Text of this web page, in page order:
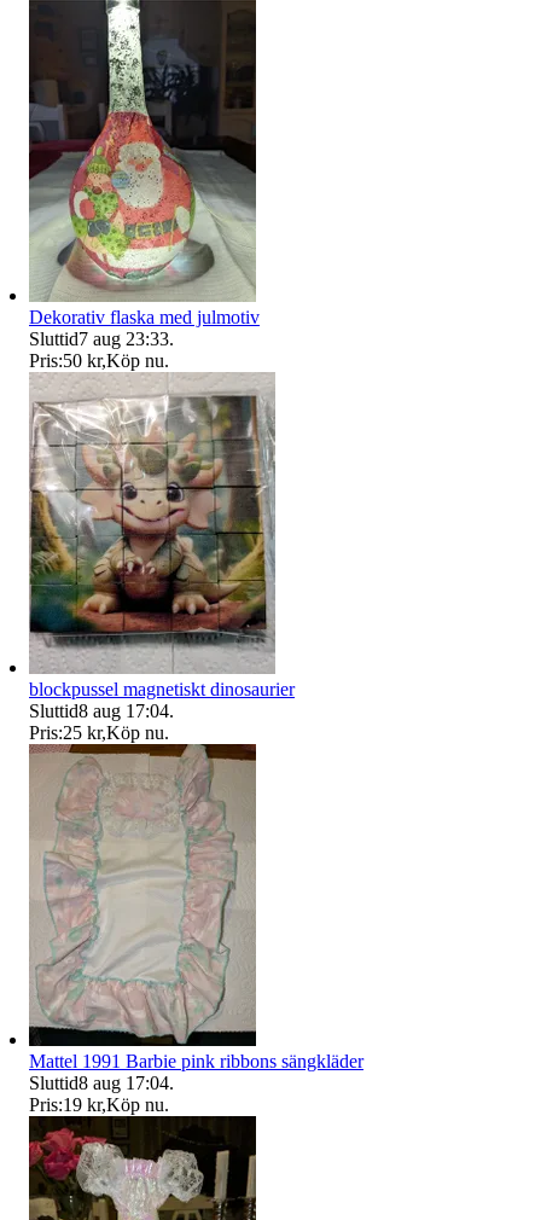
Dekorativ flaska med julmotiv
Sluttid7 aug 23:33.
Pris:50 kr,Köp nu.
blockpussel magnetiskt dinosaurier
Sluttid8 aug 17:04.
Pris:25 kr,Köp nu.
Mattel 1991 Barbie pink ribbons sängkläder
Sluttid8 aug 17:04.
Pris:19 kr,Köp nu.